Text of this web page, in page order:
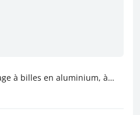
à billes en aluminium, à